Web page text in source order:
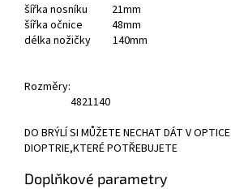
šířka nosníku 21mm
šířka očnice 48mm
délka nožičky 140mm
Rozměry:
4821140
DO BRÝLÍ SI MŮŽETE NECHAT DÁT V OPTICE
DIOPTRIE,KTERÉ POTŘEBUJETE
Doplňkové parametry